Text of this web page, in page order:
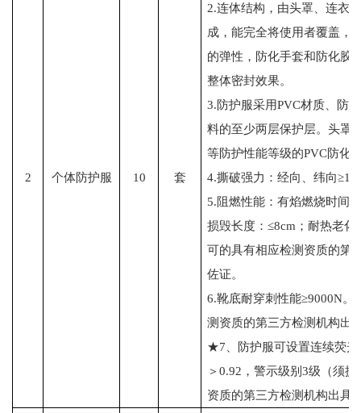
2 个体防护服 10 套
2.连体结构，由头罩、连衣
成，能完全将使用者覆盖，
的弹性，防化手套和防化胶
整体密封效果。
3.防护服采用PVC材质、防
料的至少两层保护层。头罩
等防护性能等级的PVC防化
4.撕破强力：经向、纬向
5.阻燃性能：有焰燃烧时间
损毁长度：≤8cm；耐热老
可的具有相应检测资质的第
佐证。
6.靴底耐穿刺性能≥9000N
测资质的第三方检测机构出
★7、防护服可设置连续荧
＞0.92，警示级别3级（须
资质的第三方检测机构出具